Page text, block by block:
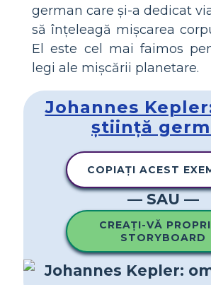
german care și-a dedicat
să înțeleagă mișcarea
El este cel mai faimos
legi ale mișcării planetare.
Johannes
știință
COPIAȚI ACEST
— SAU —
CREAȚI-VĂ
STORYBOARD